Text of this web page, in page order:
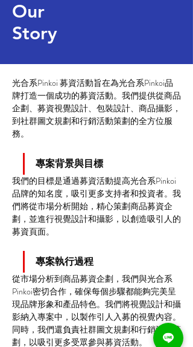
Our
Story
光合系Pinkoi 募資活動旨在為光合系Pinkoi品
牌打造一個成功的募資活動。我們提供從商品
企劃、募資視覺設計、包裝設計、商品攝影，
到社群圖文規劃和行銷活動策劃的全方位服
務。
專案背景與目標
我們的目標是通過募資活動提高光合系Pinkoi
品牌的知名度，吸引更多支持者和投資者。我
們將從市場分析開始，精心策劃商品募資企
劃，並進行視覺設計和攝影，以創造吸引人的
募資頁面。
專案執行過程
從市場分析到商品募資企劃，我們與光合系
Pinkoi密切合作，確保每個步驟都能夠完美呈
現品牌形象和產品特色。我們將視覺設計和攝
影納入專案中，以製作引人入募的視覺內容。
同時，我們還負責社群圖文規劃和行銷活動策
劃，以吸引更多受眾參與募資活動。